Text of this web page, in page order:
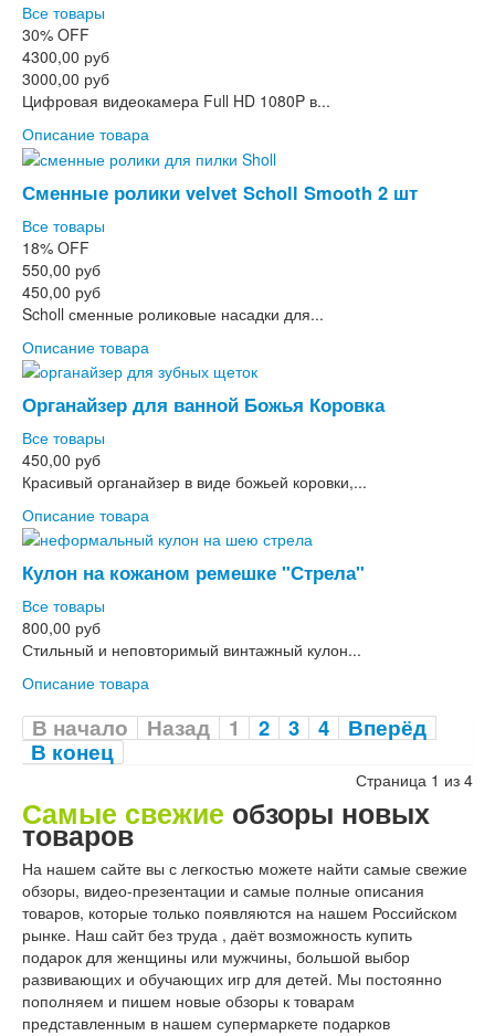
Все товары
30% OFF
4300,00 руб
3000,00 руб
Цифровая видеокамера Full HD 1080P в...
Описание товара
Сменные ролики velvet Scholl Smooth 2 шт
Все товары
18% OFF
550,00 руб
450,00 руб
Scholl сменные роликовые насадки для...
Описание товара
Органайзер для ванной Божья Коровка
Все товары
450,00 руб
Красивый органайзер в виде божьей коровки,...
Описание товара
Кулон на кожаном ремешке "Стрела"
Все товары
800,00 руб
Стильный и неповторимый винтажный кулон...
Описание товара
В начало Назад 1 2 3 4
Вперёд
В конец
Страница 1 из 4
Самые свежие обзоры новых
товаров
На нашем сайте вы с легкостью можете найти самые свежие
обзоры, видео-презентации и самые полные описания
товаров, которые только появляются на нашем Российском
рынке. Наш сайт без труда , даёт возможность купить
подарок для женщины или мужчины, большой выбор
развивающих и обучающих игр для детей. Мы постоянно
пополняем и пишем новые обзоры к товарам
представленным в нашем супермаркете подарков